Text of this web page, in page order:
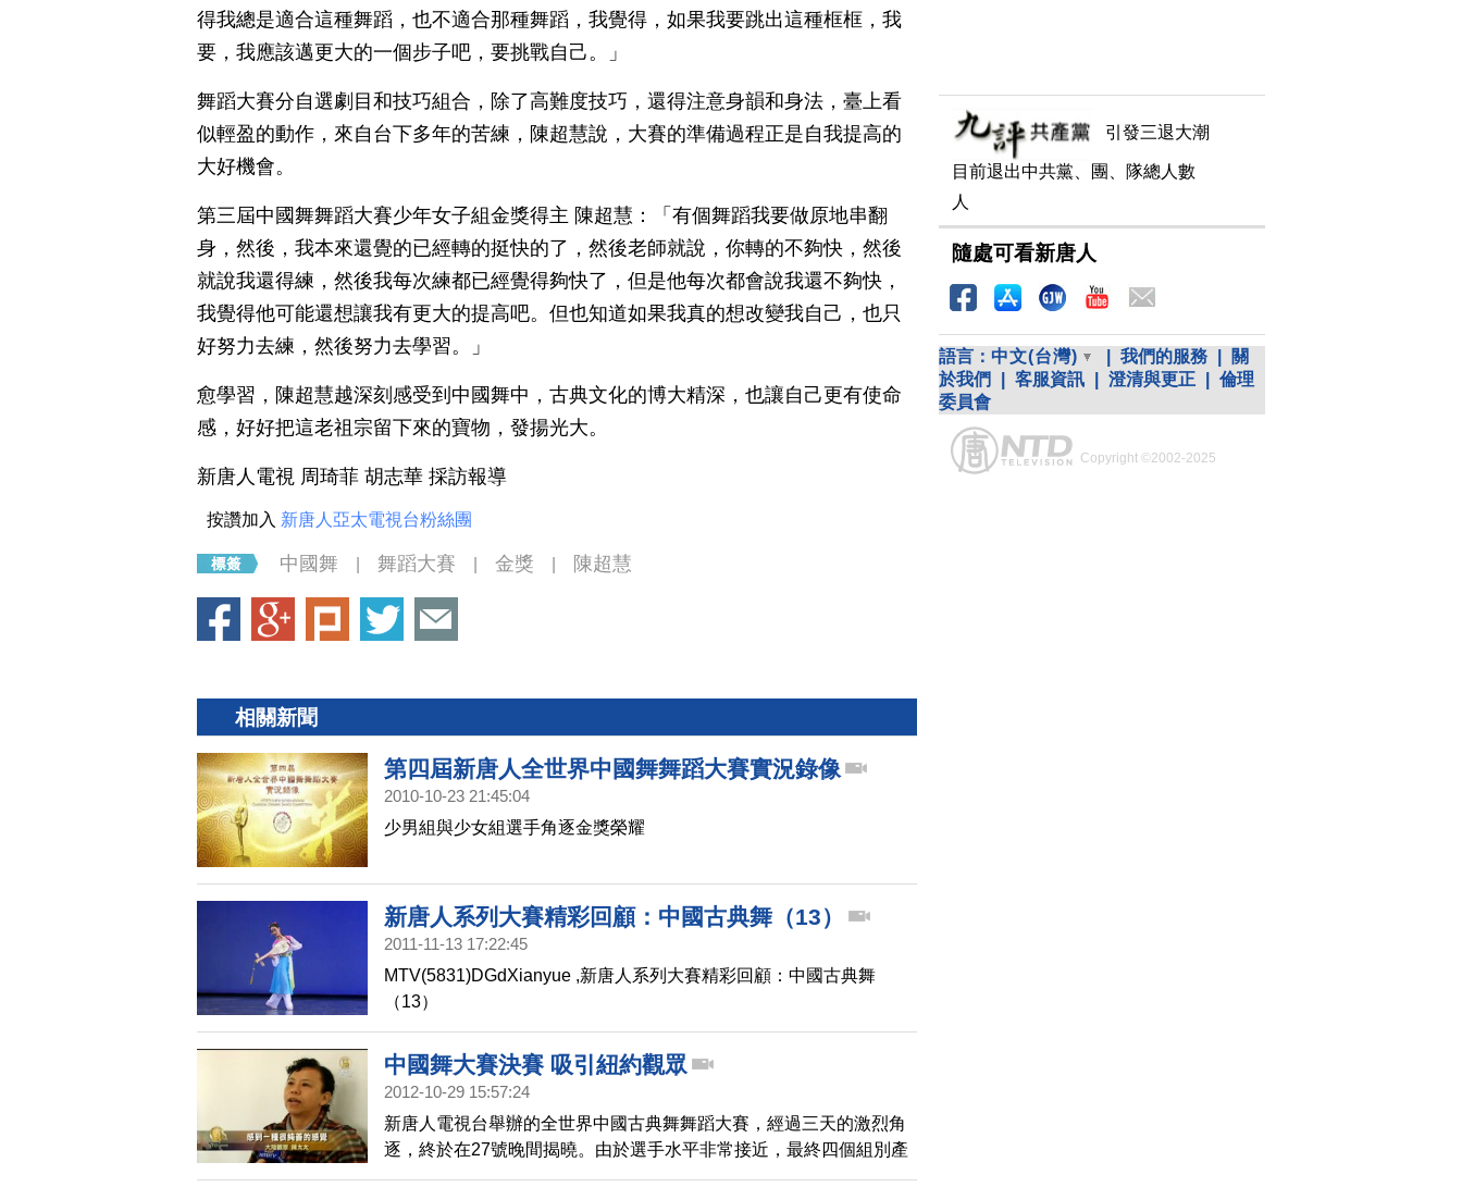
得我總是適合這種舞蹈，也不適合那種舞蹈，我覺得，如果我要跳出這種框框，我
要，我應該邁更大的一個步子吧，要挑戰自己。」
舞蹈大賽分自選劇目和技巧組合，除了高難度技巧，還得注意身韻和身法，臺上看
似輕盈的動作，來自台下多年的苦練，陳超慧說，大賽的準備過程正是自我提高的
大好機會。
第三屆中國舞舞蹈大賽少年女子組金獎得主 陳超慧：「有個舞蹈我要做原地串翻
身，然後，我本來還覺的已經轉的挺快的了，然後老師就說，你轉的不夠快，然後
就說我還得練，然後我每次練都已經覺得夠快了，但是他每次都會說我還不夠快，
我覺得他可能還想讓我有更大的提高吧。但也知道如果我真的想改變我自己，也只
好努力去練，然後努力去學習。」
愈學習，陳超慧越深刻感受到中國舞中，古典文化的博大精深，也讓自己更有使命
感，好好把這老祖宗留下來的寶物，發揚光大。
新唐人電視 周琦菲 胡志華 採訪報導
按讚加入 新唐人亞太電視台粉絲團
中國舞 舞蹈大賽 金獎 陳超慧
相關新聞
第四屆新唐人全世界中國舞舞蹈大賽實況錄像
2010-10-23 21:45:04
少男組與少女組選手角逐金獎榮耀
新唐人系列大賽精彩回顧：中國古典舞（13）
2011-11-13 17:22:45
MTV(5831)DGdXianyue ,新唐人系列大賽精彩回顧：中國古典舞
（13）
中國舞大賽決賽 吸引紐約觀眾
2012-10-29 15:57:24
新唐人電視台舉辦的全世界中國古典舞舞蹈大賽，經過三天的激烈角
逐，終於在27號晚間揭曉。由於選手水平非常接近，最終四個組別產
生出7位金獎。精采的比賽也吸引了很多觀眾慕名而來，對於能夠在美
引發三退大潮
目前退出中共黨、團、隊總人數
人
隨處可看新唐人
語言： 中文(台灣) 我們的服務
關
於我們
客服資訊 澄清與更正
倫理
委員會
Copyright ©2002-2025